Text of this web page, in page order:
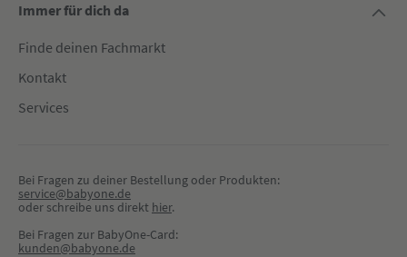
Immer für dich da
Finde deinen Fachmarkt
Kontakt
Services
Bei Fragen zu deiner Bestellung oder Produkten:
service@babyone.de
oder schreibe uns direkt hier.
Bei Fragen zur BabyOne-Card:
kunden@babyone.de